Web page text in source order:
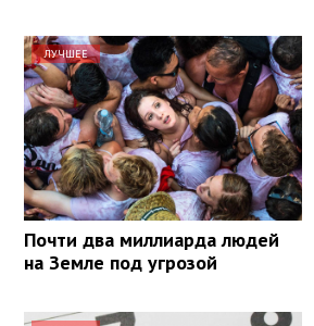
ЛУЧШЕЕ
Почти два миллиарда людей
на Земле под угрозой